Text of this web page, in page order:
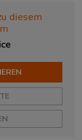
diesem